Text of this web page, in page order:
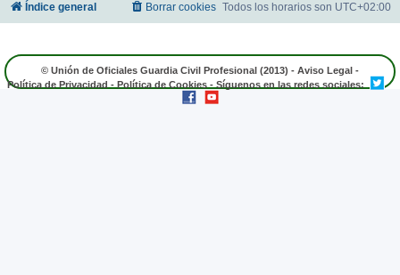
Índice general Todos los horarios son UTC+02:00
Borrar cookies
© Unión de Oficiales Guardia Civil Profesional (2013) - Aviso Legal -
Política de Privacidad-Política de Cookies- Síguenos en las redes sociales: